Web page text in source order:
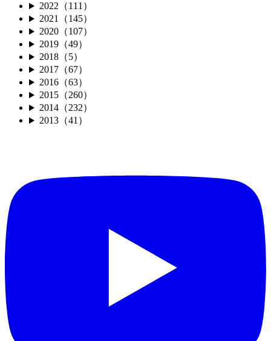
2022（111）
2021（145）
2020（107）
2019（49）
2018（5）
2017（67）
2016（63）
2015（260）
2014（232）
2013（41）